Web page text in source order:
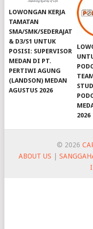
LOWONGAN KERJA
TAMATAN
SMA/SMK/SEDERAJAT
& D3/S1 UNTUK
POSISI: SUPERVISOR
MEDAN DI PT.
PERTIWI AGUNG
(LANDSON) MEDAN
AGUSTUS 2026
2026
© 2026
ABOUT US |